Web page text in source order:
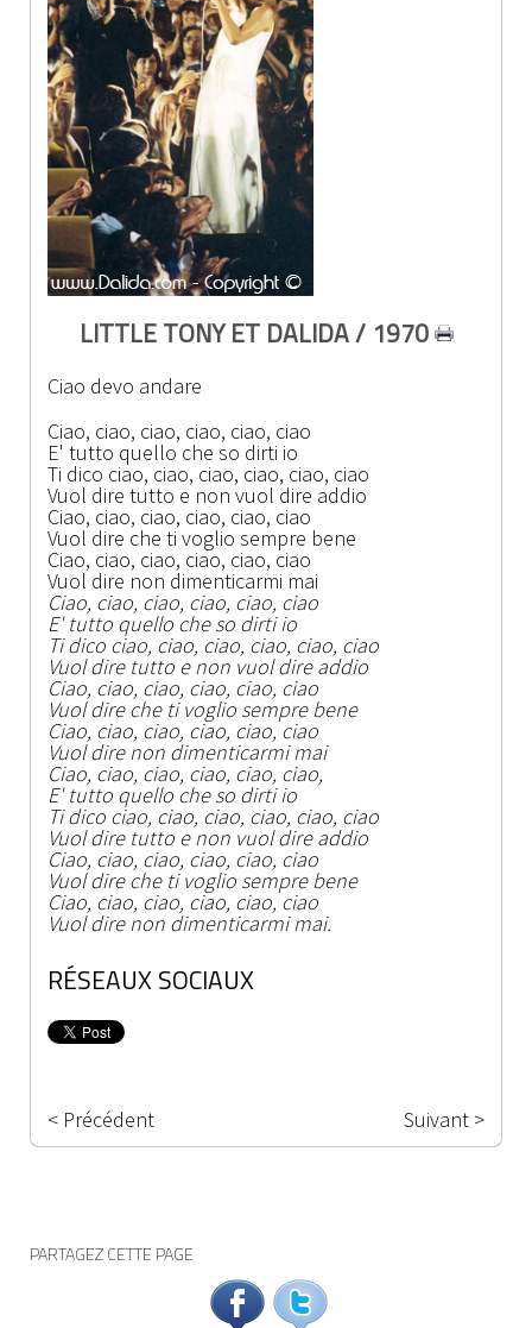
LITTLE TONY ET DALIDA / 1970
Ciao devo andare
Ciao, ciao, ciao, ciao, ciao, ciao
E' tutto quello che so dirti io
Ti dico ciao, ciao, ciao, ciao, ciao, ciao
Vuol dire tutto e non vuol dire addio
Ciao, ciao, ciao, ciao, ciao, ciao
Vuol dire che ti voglio sempre bene
Ciao, ciao, ciao, ciao, ciao, ciao
Vuol dire non dimenticarmi mai
Ciao, ciao, ciao, ciao, ciao, ciao
E' tutto quello che so dirti io
Ti dico ciao, ciao, ciao, ciao, ciao, ciao
Vuol dire tutto e non vuol dire addio
Ciao, ciao, ciao, ciao, ciao, ciao
Vuol dire che ti voglio sempre bene
Ciao, ciao, ciao, ciao, ciao, ciao
Vuol dire non dimenticarmi mai
Ciao, ciao, ciao, ciao, ciao, ciao,
E' tutto quello che so dirti io
Ti dico ciao, ciao, ciao, ciao, ciao, ciao
Vuol dire tutto e non vuol dire addio
Ciao, ciao, ciao, ciao, ciao, ciao
Vuol dire che ti voglio sempre bene
Ciao, ciao, ciao, ciao, ciao, ciao
Vuol dire non dimenticarmi mai.
RÉSEAUX SOCIAUX
< Précédent Suivant >
PARTAGEZ CETTE PAGE